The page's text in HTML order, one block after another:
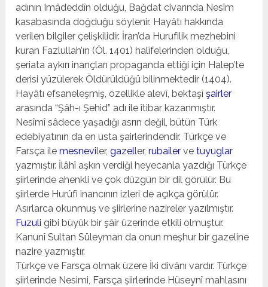
adının Imâdeddîn olduğu, Bağdat civarında Nesîm
kasaba­sında doğduğu söylenir. Hayâtı hakkında
verilen bilgiler çelişkilidir. İran’da Hurufilik mezhebini
kuran Fazlullah’ın (Öl. 1401) halîfelerinden olduğu,
şeriata aykırı inançları propa­ganda ettiği için Halep’te
derisi yüzülerek Öldürüldüğü bi­linmektedir (1404).
Hayâtı efsaneleşmiş, özellikle alevî, bektaşîşairler
arasında “Şâh-ı Şehid” adı ile îtibar kazan­mıştır.
Nesîmî sâdece yaşadığı asrın değil, bütün Türk
edebiya­tının da en usta şairlerindendir. Türkçe ve
Farsça ilemesneviler,gazeller,rubailer vetuyuglar
yazmıştır. İlâhî aşkın ver­diği heyecanla yazdığı Türkçe
şiirlerinde ahenkli ve çok düzgün bir dil görülür. Bu
şiirlerde Hurûfi inancının izleri de açıkça görülür.
Asırlarca okunmuş ve şiirlerine nazireler ya­zılmıştır.
Fuzuli gibi büyük bir şâir üzerinde etkili olmuştur.
Kanunî Sultan Süleyman da onun meşhur bir gazeline
nazire yazmıştır.
Türkçe ve Farsça olmak üzere İki divânı vardır. Türkçe
şiirlerinde Nesimi, Farsça şiirlerinde Hüseynî mahlasını